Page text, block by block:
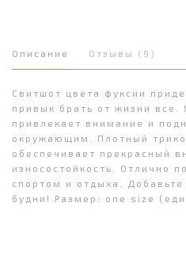
Описание Отзывы (9)
Свитшот цвета фуксии
привык брать от жизни все.
привлекает внимание и
окружающим. Плотный
обеспечивает прекрасный
износостойкость. Отлично
спортом и отдыха.
будни! Размер: one size